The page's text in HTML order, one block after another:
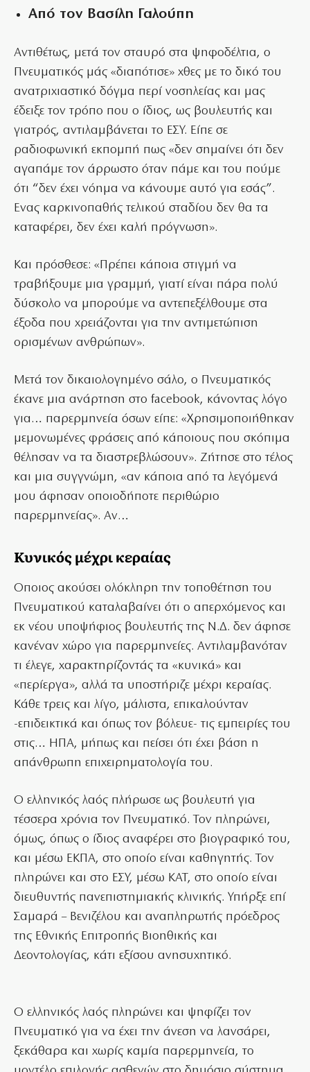
Από τον Βασίλη Γαλούπη
Αντιθέτως, μετά τον σταυρό στα ψηφοδέλτια, ο
Πνευματικός μάς «διαπότισε» χθες με το δικό του
ανατριχιαστικό δόγμα περί νοσηλείας και μας
έδειξε τον τρόπο που ο ίδιος, ως βουλευτής και
γιατρός, αντιλαμβάνεται το ΕΣΥ. Είπε σε
ραδιοφωνική εκπομπή πως «δεν σημαίνει ότι δεν
αγαπάμε τον άρρωστο όταν πάμε και του πούμε
ότι “δεν έχει νόημα να κάνουμε αυτό για εσάς”.
Ενας καρκινοπαθής τελικού σταδίου δεν θα τα
καταφέρει, δεν έχει καλή πρόγνωση».
Και πρόσθεσε: «Πρέπει κάποια στιγμή να
τραβήξουμε μια γραμμή, γιατί είναι πάρα πολύ
δύσκολο να μπορούμε να αντεπεξέλθουμε στα
έξοδα που χρειάζονται για την αντιμετώπιση
ορισμένων ανθρώπων».
Μετά τον δικαιολογημένο σάλο, ο Πνευματικός
έκανε μια ανάρτηση στο facebook, κάνοντας λόγο
για… παρερμηνεία όσων είπε: «Χρησιμοποιήθηκαν
μεμονωμένες φράσεις από κάποιους που σκόπιμα
θέλησαν να τα διαστρεβλώσουν». Ζήτησε στο τέλος
και μια συγγνώμη, «αν κάποια από τα λεγόμενά
μου άφησαν οποιοδήποτε περιθώριο
παρερμηνείας». Αν…
Κυνικός μέχρι κεραίας
Οποιος ακούσει ολόκληρη την τοποθέτηση του
Πνευματικού καταλαβαίνει ότι ο απερχόμενος και
εκ νέου υποψήφιος βουλευτής της Ν.Δ. δεν άφησε
κανέναν χώρο για παρερμηνείες. Αντιλαμβανόταν
τι έλεγε, χαρακτηρίζοντάς τα «κυνικά» και
«περίεργα», αλλά τα υποστήριζε μέχρι κεραίας.
Κάθε τρεις και λίγο, μάλιστα, επικαλούνταν
-επιδεικτικά και όπως τον βόλευε- τις εμπειρίες του
στις… ΗΠΑ, μήπως και πείσει ότι έχει βάση η
απάνθρωπη επιχειρηματολογία του.
Ο ελληνικός λαός πλήρωσε ως βουλευτή για
τέσσερα χρόνια τον Πνευματικό. Τον πληρώνει,
όμως, όπως ο ίδιος αναφέρει στο βιογραφικό του,
και μέσω ΕΚΠΑ, στο οποίο είναι καθηγητής. Τον
πληρώνει και στο ΕΣΥ, μέσω ΚΑΤ, στο οποίο είναι
διευθυντής πανεπιστημιακής κλινικής. Υπήρξε επί
Σαμαρά – Βενιζέλου και αναπληρωτής πρόεδρος
της Εθνικής Επιτροπής Βιοηθικής και
Δεοντολογίας, κάτι εξίσου ανησυχητικό.
Ο ελληνικός λαός πληρώνει και ψηφίζει τον
Πνευματικό για να έχει την άνεση να λανσάρει,
ξεκάθαρα και χωρίς καμία παρερμηνεία, το